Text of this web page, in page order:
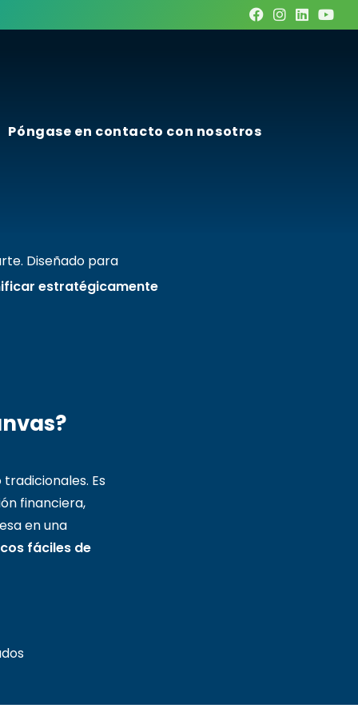
Póngase en contacto con nosotros
Diseñado para
estratégicamente
Es
financiera,
en una
fáciles de